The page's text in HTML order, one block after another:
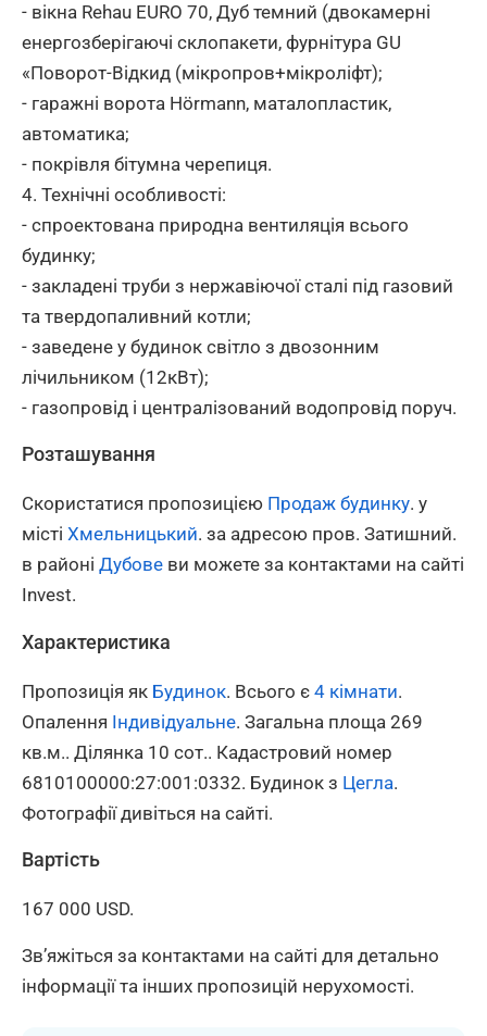
- вікна Rehau EURO 70, Дуб темний (двокамерні
енергозберігаючі склопакети, фурнітура GU
«Поворот-Відкид (мікропров+мікроліфт);
- гаражні ворота Hörmann, маталопластик,
автоматика;
- покрівля бітумна черепиця.
4. Технічні особливості:
- спроектована природна вентиляція всього
будинку;
- закладені труби з нержавіючої сталі під газовий
та твердопаливний котли;
- заведене у будинок світло з двозонним
лічильником (12кВт);
- газопровід і централізований водопровід поруч.
Розташування
Скористатися пропозицією Продаж будинку. у
місті Хмельницький. за адресою пров. Затишний.
в районі Дубове ви можете за контактами на сайті
Invest.
Характеристика
Пропозиція як Будинок. Всього є 4 кімнати.
Опалення Індивідуальне. Загальна площа 269
кв.м.. Ділянка 10 сот.. Кадастровий номер
6810100000:27:001:0332. Будинок з Цегла.
Фотографії дивіться на сайті.
Вартість
167 000 USD.
Зв’яжіться за контактами на сайті для детально
інформації та інших пропозицій нерухомості.